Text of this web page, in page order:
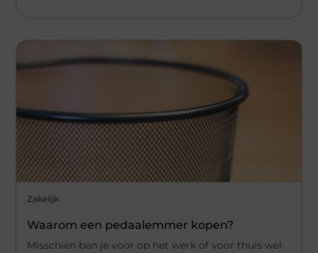
Zakelijk
Waarom een pedaalemmer kopen?
Misschien ben je voor op het werk of voor thuis wel